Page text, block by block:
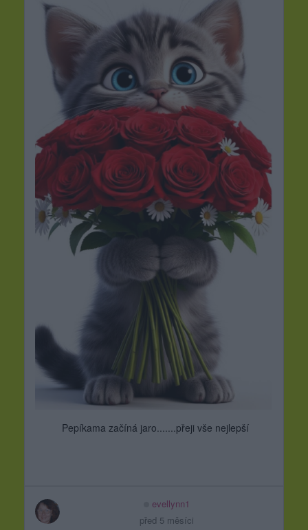
Pepíkama začíná jaro.......přeji vše nejlepší
evellynn1
před 5 měsíci